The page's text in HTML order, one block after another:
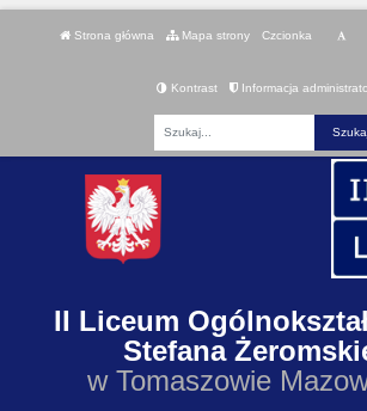
Strona główna Mapa strony Czcionka
Kontrast Informacja
II Liceum
Stefana
w Tomaszowie